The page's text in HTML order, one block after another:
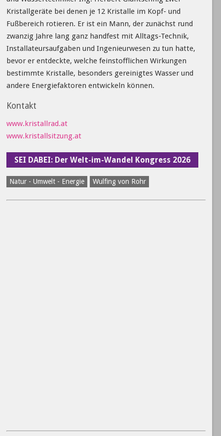
Kristallgeräte bei denen je 12 Kristalle im Kopf- und
Fußbereich rotieren. Er ist ein Mann, der zunächst rund
zwanzig Jahre lang ganz handfest mit Alltags-Technik,
Installateursaufgaben und Ingenieurwesen zu tun hatte,
bevor er entdeckte, welche feinstofflichen Wirkungen
bestimmte Kristalle, besonders gereinigtes Wasser und
andere Energiefaktoren entwickeln können.
Kontakt
www.kristallrad.at
www.kristallsitzung.at
SEI DABEI: Der Welt-im-Wandel Kongress 2026
Natur - Umwelt - Energie Wulfing von Rohr